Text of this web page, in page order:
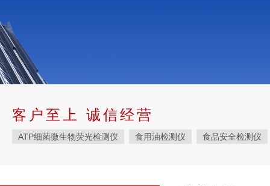
客户至上 诚信经营
ATP细菌微生物荧光检测仪 食用油检测仪 食品安全检测仪